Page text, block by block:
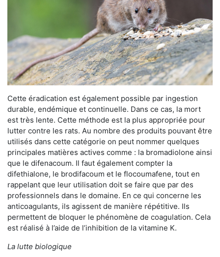
Cette éradication est également possible par ingestion
durable, endémique et continuelle. Dans ce cas, la mort
est très lente. Cette méthode est la plus appropriée pour
lutter contre les rats. Au nombre des produits pouvant être
utilisés dans cette catégorie on peut nommer quelques
principales matières actives comme : la bromadiolone ainsi
que le difenacoum. Il faut également compter la
difethialone, le brodifacoum et le flocoumafene, tout en
rappelant que leur utilisation doit se faire que par des
professionnels dans le domaine. En ce qui concerne les
anticoagulants, ils agissent de manière répétitive. Ils
permettent de bloquer le phénomène de coagulation. Cela
est réalisé à l’aide de l’inhibition de la vitamine K.
La lutte biologique